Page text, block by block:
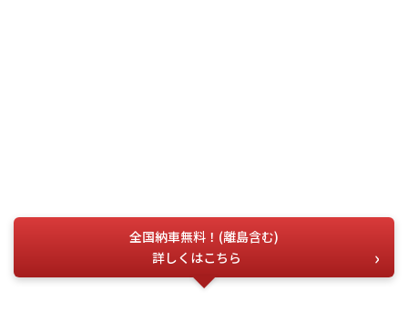
全国納車無料！(離島含む)
詳しくはこちら